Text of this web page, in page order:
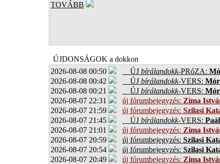
TOVÁBB
ÚJDONSÁGOK a dokkon
2026-08-08 00:50
ÚJ bírálandokk-PRóZA:
2026-08-08 00:42
ÚJ bírálandokk-VERS:
2026-08-08 00:21
ÚJ bírálandokk-VERS:
2026-08-07 22:31
új fórumbejegyzés: Zima
2026-08-07 21:59
új fórumbejegyzés: Szilasi
2026-08-07 21:45
ÚJ bírálandokk-VERS:
2026-08-07 21:01
új fórumbejegyzés: Zima
2026-08-07 20:59
új fórumbejegyzés: Szilasi
2026-08-07 20:54
új fórumbejegyzés: Szilasi
2026-08-07 20:49
új fórumbejegyzés: Zima